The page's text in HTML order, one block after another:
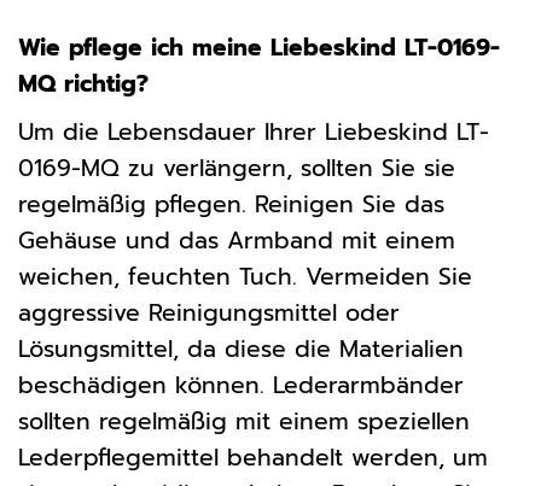
Wie pflege ich meine Liebeskind LT-0169-
MQ richtig?
Um die Lebensdauer Ihrer Liebeskind LT-
0169-MQ zu verlängern, sollten Sie sie
regelmäßig pflegen. Reinigen Sie das
Gehäuse und das Armband mit einem
weichen, feuchten Tuch. Vermeiden Sie
aggressive Reinigungsmittel oder
Lösungsmittel, da diese die Materialien
beschädigen können. Lederarmbänder
sollten regelmäßig mit einem speziellen
Lederpflegemittel behandelt werden, um